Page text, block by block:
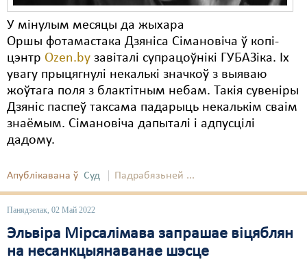
У мінулым месяцы да жыхара
Оршы фотамастака Дзяніса Сімановіча ў копі-
цэнтр Ozen.by завіталі супрацоўнікі ГУБАЗіка. Іх
увагу прыцягнулі некалькі значкоў з выяваю
жоўтага поля з блактітным небам. Такія сувеніры
Дзяніс паспеў таксама падарыць некалькім сваім
знаёмым. Сімановіча дапыталі і адпусцілі
дадому.
Апублікавана ў Суд Падрабязьней ...
Панядзелак, 02 Май 2022
Эльвіра Мірсалімава запрашае віцяблян
на несанкцыянаванае шэсце